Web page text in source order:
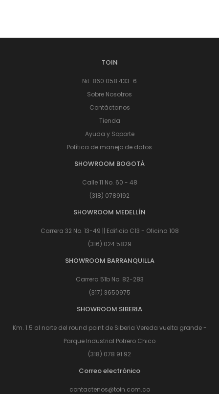
TOIN
Nit: 860.058.433-6
Sobre Nosotros
Contáctanos
Tienda
Ayuda y Soporte
Política de manejo de datos
SHOWROOM BOGOTÁ
Calle 11 No. 60 - 48
(318) 0789192
SHOWROOM MEDELLÍN
Carrera 32 No. 13-49 || Edificio C13 - Oficina 108
(316) 024 5829
SHOWROOM BARRANQUILLA
Carrera 51b No. 82-283
(317) 3650975
SHOWROOM SIBERIA
Km. 1.5 al norte del round point de Siberia Vereda vuelta grande -
Parque Industrial Potrero Chico
(318) 078 91 92
Correo electrónico
contactenos@toin.com.co